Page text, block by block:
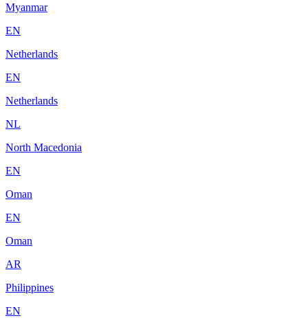
Myanmar
EN
Netherlands
EN
Netherlands
NL
North Macedonia
EN
Oman
EN
Oman
AR
Philippines
EN